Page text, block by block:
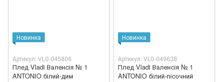
Новинка
Артикул: VL0-045806
Плед Vladi Валенсія № 1
ANTONIO білий-дим
Новинка
Артикул: VL0-049638
Плед Vladi Валенсія № 1
ANTONIO білий-пісочний